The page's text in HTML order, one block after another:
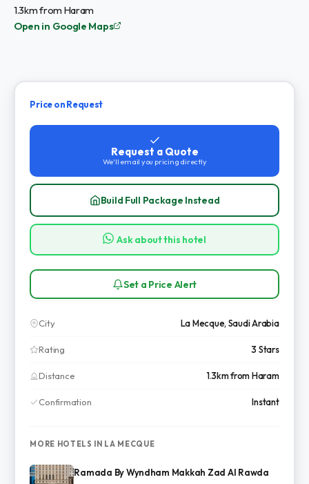
1.3km from Haram
Open in Google Maps
Price on Request
Request a Quote
We'll email you pricing directly
Build Full Package Instead
Ask about this hotel
Set a Price Alert
City La Mecque, Saudi Arabia
Rating 3 Stars
Distance 1.3km from Haram
Confirmation Instant
MORE HOTELS IN LA MECQUE
Ramada By Wyndham Makkah Zad Al Rawda